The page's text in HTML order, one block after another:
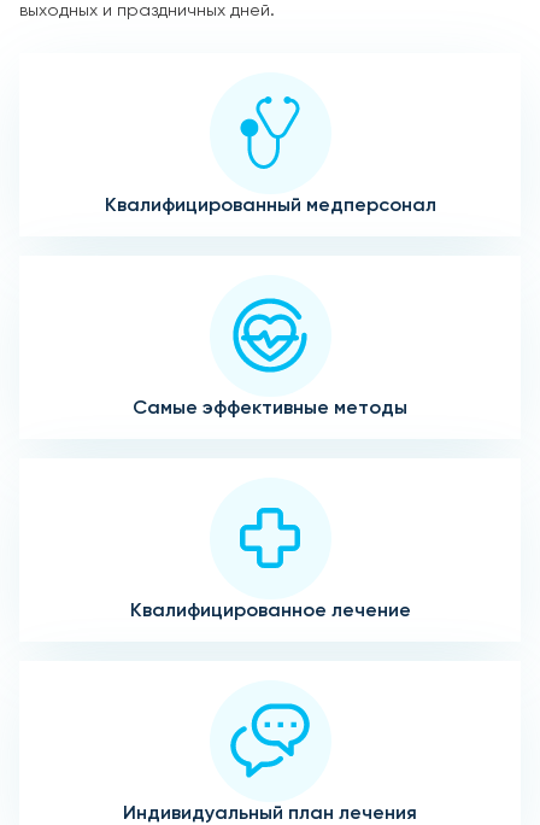
выходных и праздничных дней.
Квалифицированный медперсонал
Самые эффективные методы
Квалифицированное лечение
Индивидуальный план лечения